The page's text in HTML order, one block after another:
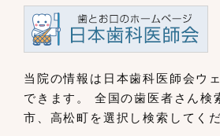
当院の情報は日本歯科医師会ウ
できます。
全国の歯医者さん検
市、 高松町を選択し検索してくだ